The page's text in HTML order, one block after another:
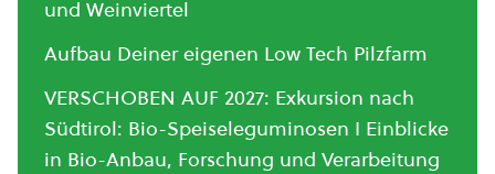
und Weinviertel
Aufbau Deiner eigenen Low Tech Pilzfarm
VERSCHOBEN AUF 2027: Exkursion nach
Südtirol: Bio-Speiseleguminosen I Einblicke
in Bio-Anbau, Forschung und Verarbeitung